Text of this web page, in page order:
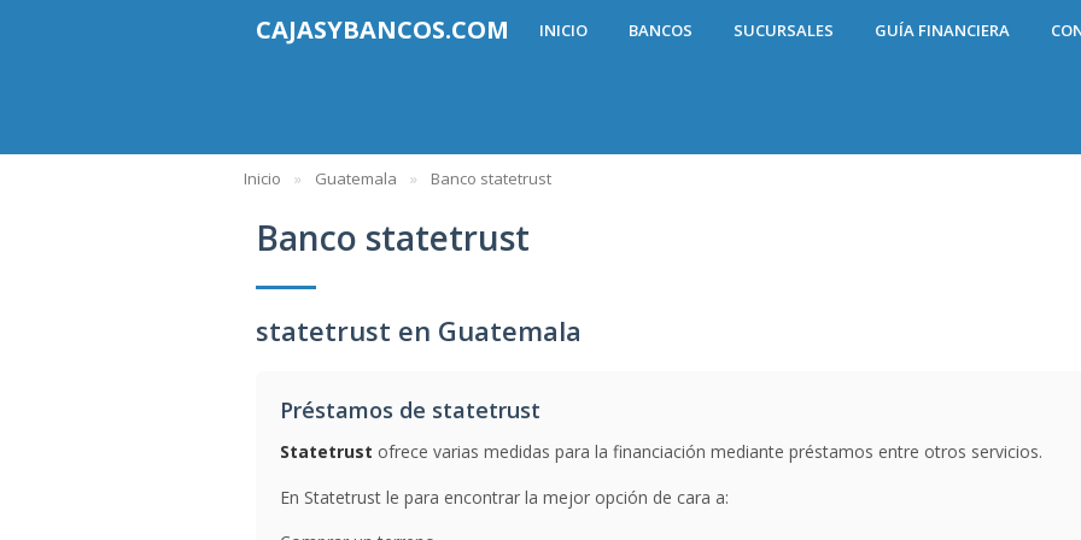
CAJASYBANCOS.COM INICIO BANCOS SUCURSALES GUÍA FINANCIERA
Inicio Guatemala Banco statetrust
Banco statetrust
statetrust en Guatemala
Préstamos de statetrust
Statetrust ofrece varias medidas para la financiación mediante préstamos entre otros servicios.
En Statetrust le para encontrar la mejor opción de cara a: